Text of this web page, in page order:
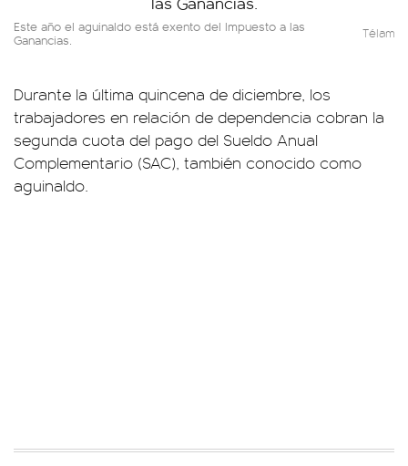
Este año el aguinaldo está exento del Impuesto a las
Ganancias. Télam
Durante la última quincena de diciembre, los
trabajadores en relación de dependencia cobran la
segunda cuota del pago del Sueldo Anual
Complementario (SAC), también conocido como
aguinaldo.